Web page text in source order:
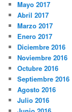
Mayo 2017
Abril 2017
Marzo 2017
Enero 2017
Diciembre 2016
Noviembre 2016
Octubre 2016
Septiembre 2016
Agosto 2016
Julio 2016